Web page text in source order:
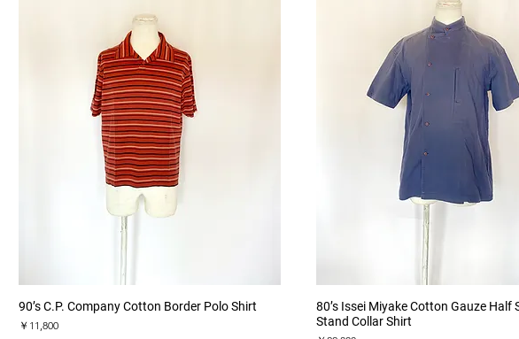
クイックビュー
90’s C.P. Company Cotton Border Polo Shirt
価格
￥11,800
クイックビュー
80’s Issei Miyake Cotton Gauze Half
Stand Collar Shirt